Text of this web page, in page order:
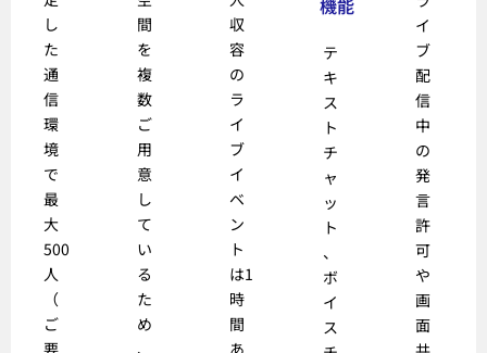
し
た
通
信
環
境
で
最
大
500
人
（
ご
間
を
複
数
ご
用
意
し
て
い
る
た
め
収
容
の
ラ
イ
ブ
イ
ベ
ン
ト
は1
時
間
機能
テ
キ
ス
ト
チ
ャ
ッ
ト
、
ボ
イ
ス
イ
ブ
配
信
中
の
発
言
許
可
や
画
面